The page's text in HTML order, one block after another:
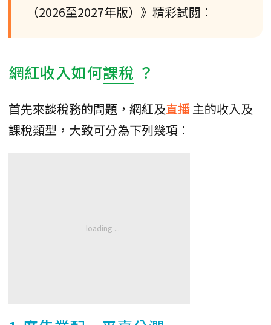
（2026至2027年版）》精彩試閱：
網紅收入如何課稅 ？
首先來談稅務的問題，網紅及直播主的收入及
課稅類型，大致可分為下列幾項：